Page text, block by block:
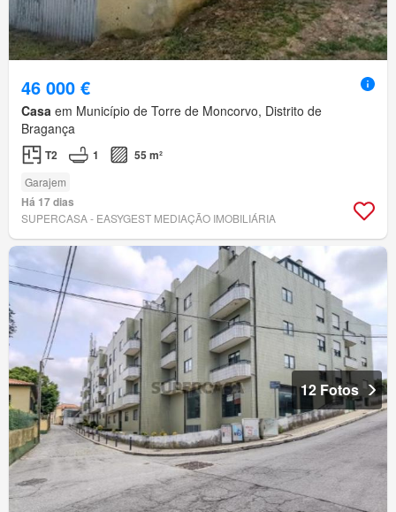
46 000 €
Casa em Município de Torre de Moncorvo, Distrito de
Bragança
T2 1 55 m²
Garajem
Há 17 dias
SUPERCASA - EASYGEST MEDIAÇÃO IMOBILIÁRIA
12 Fotos